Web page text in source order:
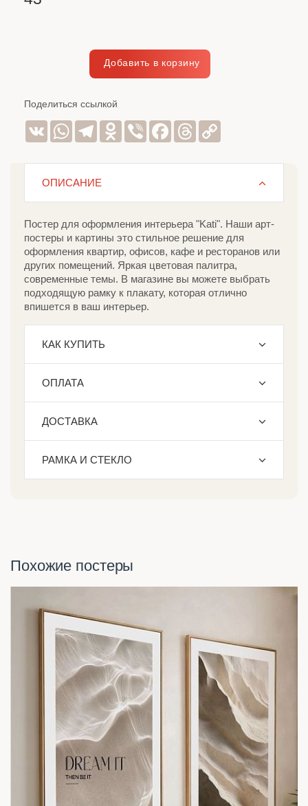
Поделиться ссылкой
VK WhatsAppTelegramOdnoklassniki
Viber Facebook
Threads
ОПИСАНИЕ
Постер для оформления интерьера "Kati". Наши арт-
постеры и картины это стильное решение для
оформления квартир, офисов, кафе и ресторанов или
других помещений. Яркая цветовая палитра,
современные темы. В магазине вы можете выбрать
подходящую рамку к плакату, которая отлично
впишется в ваш интерьер.
КАК КУПИТЬ
ОПЛАТА
ДОСТАВКА
РАМКА И СТЕКЛО
Похожие постеры